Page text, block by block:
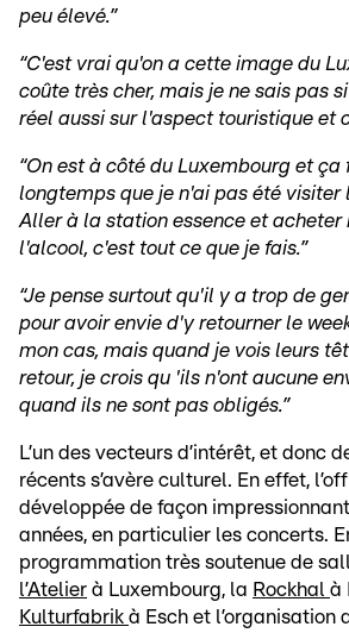
peu élevé.”
“C'est vrai qu'on a cette image du
coûte très cher, mais je ne sais pas
réel aussi sur l'aspect touristique et
“On est à côté du Luxembourg et ça
longtemps que je n'ai pas été
Aller à la station essence et
l'alcool, c'est tout ce que je fais.”
“Je pense surtout qu'il y a trop de
pour avoir envie d'y retourner le
mon cas, mais quand je vois leurs
retour, je crois qu 'ils n'ont aucune
quand ils ne sont pas obligés.”
L’un des vecteurs d’intérêt, et donc
récents s’avère culturel. En effet,
développée de façon
années, en particulier les concerts.
programmation très soutenue de
l’Atelier à Luxembourg, la Rockhal à
Kulturfabrik à Esch et l’organisation